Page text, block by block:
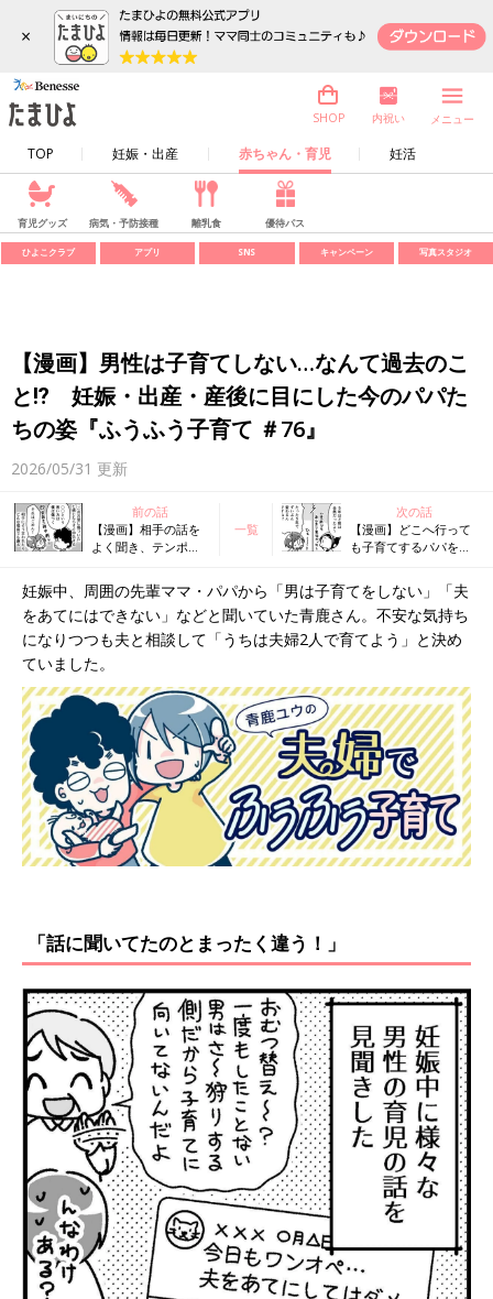
×
TOP 妊娠・出産 赤ちゃん・育児 妊活
SHOP 内祝い メニュー
育児グッズ 病気・予防接種 離乳食 優待パス
ひよこクラブ アプリ SNS キャンペーン 写真スタジオ
【漫画】男性は子育てしない…なんて過去のこ
と⁉︎ 妊娠・出産・産後に目にした今のパパた
ちの姿『ふうふう子育て ＃76』
2026/05/31 更新
前の話
【漫画】相手の話を
よく聞き、テンポを
言葉を使う…円満で
いるための夫婦の会
話ルール『ふうふう
子育て ＃75』
一覧
次の話
【漫画】どこへ行って
も子育てするパパを見
た「育児の当たり前」
に感動『ふうふう子育
て ＃77』
妊娠中、周囲の先輩ママ・パパから「男は子育てをしない」「夫
をあてにはできない」などと聞いていた青鹿さん。不安な気持ち
になりつつも夫と相談して「うちは夫婦2人で育てよう」と決め
ていました。
「話に聞いてたのとまったく違う！」